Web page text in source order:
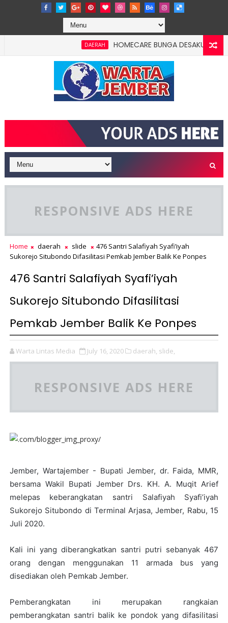
DAERAH HOMECARE BUNGA DESAKU DI
RESPONSIVE ADS HERE
Home daerah slide
476 Santri Salafiyah Syafi’iyah
Sukorejo Situbondo Difasilitasi Pemkab Jember Balik Ke Ponpes
476 Santri Salafiyah Syafi’iyah
Sukorejo Situbondo Difasilitasi
Pemkab Jember Balik Ke Ponpes
Warta Lintas Media July 16, 2020 daerah, slide,
RESPONSIVE ADS HERE
Jember, Wartajember - Bupati Jember, dr. Faida, MMR,
bersama Wakil Bupati Jember Drs. KH. A. Muqit Arief
melepas keberangkatan santri Salafiyah Syafi’iyah
Sukorejo Situbondo di Terminal Arjasa, Jember, Rabu, 15
Juli 2020.
Kali ini yang diberangkatkan santri putri sebanyak 467
orang dengan menggunakan 11 armada bus yang
disediakan oleh Pemkab Jember.
Pemberangkatan ini merupakan rangkaian
pemberangkatan santri balik ke pondok yang difasilitasi